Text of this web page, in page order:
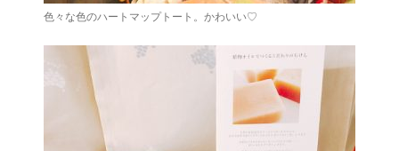
色々な色のハートマップトート。かわいい♡